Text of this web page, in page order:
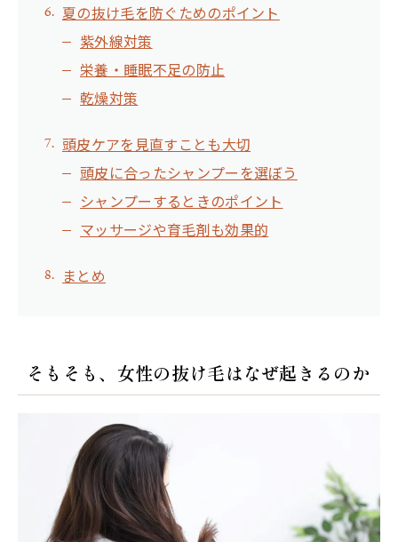
夏の抜け毛を防ぐためのポイント
紫外線対策
栄養・睡眠不足の防止
乾燥対策
頭皮ケアを見直すことも大切
頭皮に合ったシャンプーを選ぼう
シャンプーするときのポイント
マッサージや育毛剤も効果的
まとめ
そもそも、女性の抜け毛はなぜ起きるのか